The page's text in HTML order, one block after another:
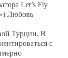
Let’s Fly
Любовь
Турции. В
с